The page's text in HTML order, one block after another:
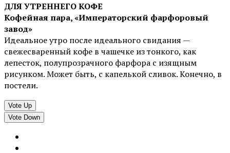
ДЛЯ УТРЕННЕГО КОФЕ
Кофейная пара, «Императорский фарфоровый
завод»
Идеальное утро после идеального свидания —
свежесваренный кофе в чашечке из тонкого, как
лепесток, полупрозрачного фарфора с изящным
рисунком. Может быть, с капелькой сливок. Конечно, в
постели.
Vote Up
Vote Down